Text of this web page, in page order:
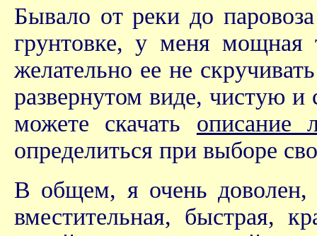
Бывало от реки до
грунтовке, у меня мощная
желательно ее не
развернутом виде, чистую
можете скачать
определиться при выборе
В общем, я очень доволен,
вместительная, быстрая,